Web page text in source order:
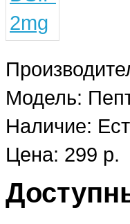
Модель:
Наличие:
Цена: 299 р.